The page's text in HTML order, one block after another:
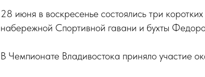
28 июня в воскресенье состоялись три
набережной Спортивной гавани и бухты
В Чемпионате Владивостока приняло участие